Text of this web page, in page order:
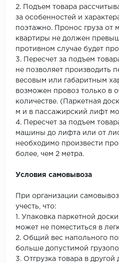
2. Подъем товара
за особенностей и
поэтажно. Пронос груза от
квартиры не должен
противном случае будет
3. Пересчет за подъем
не позволяет производить
весовым или габаритным
возможен провоз только в
количестве. (Паркетная
м и в пассажирский лифт
4. Пересчет за подъем
машины до лифта или от
необходимо произвести
более, чем 2 метра.
Условия самовывоза
При организации
учесть, что:
1. Упаковка паркетной
может не поместиться в
2. Общий вес напольного
больше допустимой
3. Отгрузка товара в